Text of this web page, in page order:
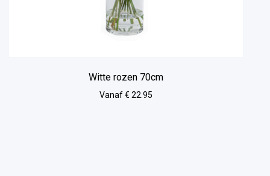
Witte rozen 70cm
Vanaf € 22.95